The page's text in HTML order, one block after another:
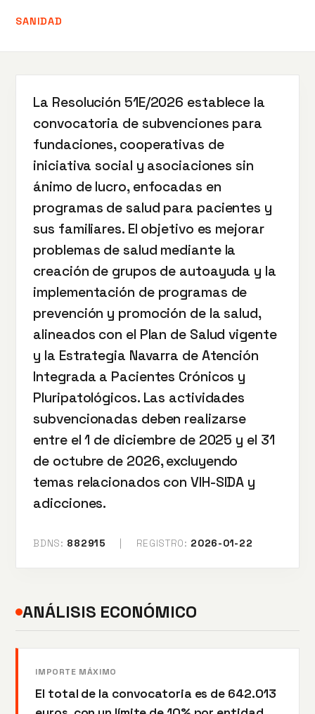
SANIDAD
La Resolución 51E/2026 establece la
convocatoria de subvenciones para
fundaciones, cooperativas de
iniciativa social y asociaciones sin
ánimo de lucro, enfocadas en
programas de salud para pacientes y
sus familiares. El objetivo es mejorar
problemas de salud mediante la
creación de grupos de autoayuda y la
implementación de programas de
prevención y promoción de la salud,
alineados con el Plan de Salud vigente
y la Estrategia Navarra de Atención
Integrada a Pacientes Crónicos y
Pluripatológicos. Las actividades
subvencionadas deben realizarse
entre el 1 de diciembre de 2025 y el 31
de octubre de 2026, excluyendo
temas relacionados con VIH-SIDA y
adicciones.
BDNS: 882915 REGISTRO: 2026-01-22
ANÁLISIS ECONÓMICO
IMPORTE MÁXIMO
El total de la convocatoria es de 642.013